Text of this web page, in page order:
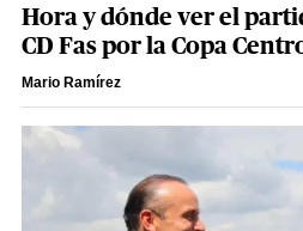
Hora y dónde ver el
CD Fas por la Copa
Mario Ramírez